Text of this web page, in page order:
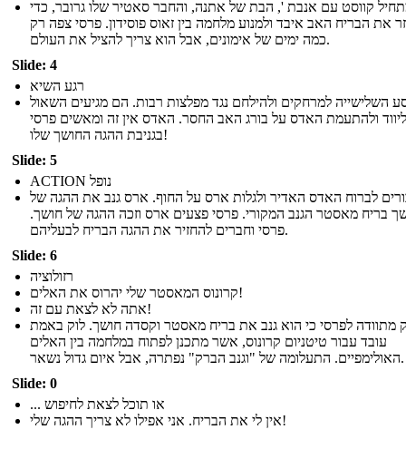
קווסט עם אנבת ', הבת של אתנה, והחבר סאטיר שלו גרובר, כדי
את הבריח האב איבד ולמנוע מלחמה בין זאוס פוסידון. פרסי צפה רק
כמה ימים של אימונים, אבל הוא צריך להציל את העולם.
Slide: 4
רגע השיא
השלישייה למרחקים ולהילחם נגד מפלצות רבות. הם מגיעים השאול
ולהתעמת האדס על בורג האב החסר. האדס אין זה ומאשים פרסי
בגניבת ההגה החושך שלו!
Slide: 5
ACTION נופל
לברוח האדס האדיר ולגלות ארס על החוף. ארס גנב את ההגה של
בריח מאסטר הגנב המקורי. פרסי פצעים ארס וזכה ההגה של חושך.
פרסי וחברים להחזיר את ההגה הבריח לבעליהם.
Slide: 6
רזולוציה
קרונוס המאסטר שלי יהרוס את האלים!
אתה לא לצאת עם זה!
מתוודה לפרסי כי הוא גנב את בריח מאסטר וקסדה חושך. לוק באמת
עובד עבור טיטניום קרונוס, אשר מתכנן לפתוח במלחמה בין האלים
האולימפיים. התעלומה של "וגנב הברק" נפתרה, אבל איום גדול נשאר.
Slide: 0
... או תוכל לצאת לחיפוש
אין לי את הבריח. אני אפילו לא צריך ההגה שלי!